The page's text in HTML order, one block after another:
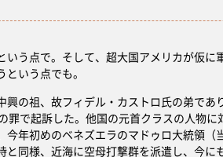
う点で。そして、超大国アメリカが仮に
いう点でも。
の祖、故フィデル・カストロ氏の弟であ
罪で起訴した。他国の元首クラスの人物に
今年初めのベネズエラのマドゥロ大統領（
と同様、近海に空母打撃群を派遣し、今に